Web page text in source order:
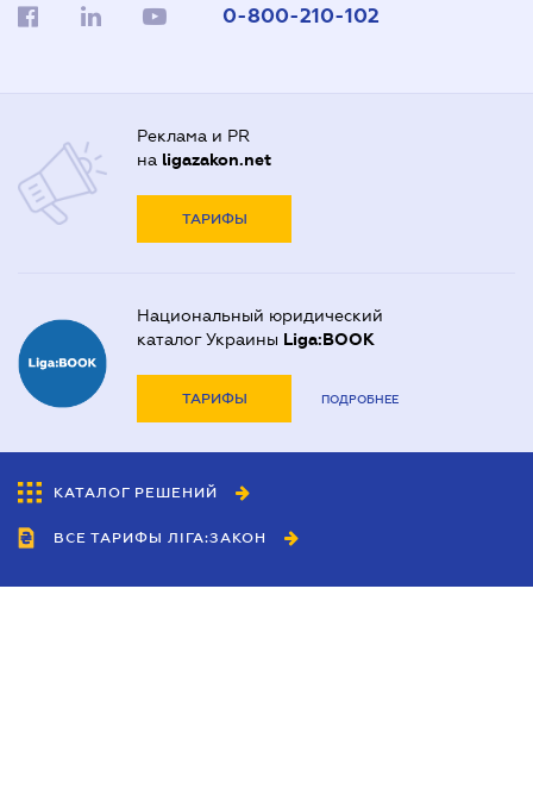
0-800-210-102
Реклама и PR
на ligazakon.net
ТАРИФЫ
Национальный юридический
каталог Украины Liga:BOOK
ТАРИФЫ ПОДРОБНЕЕ
КАТАЛОГ РЕШЕНИЙ
ВСЕ ТАРИФЫ ЛІГА:ЗАКОН